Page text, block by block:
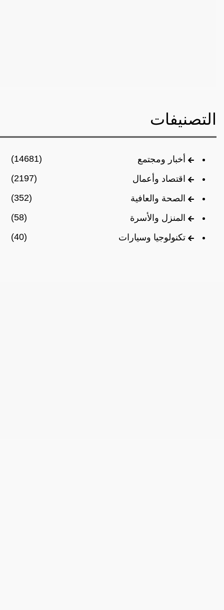
التصنيفات
أخبار ومجتمع
(14681)
اقتصاد وأعمال
(2197)
الصحة والعافية
(352)
المنزل والأسرة
(58)
تكنولوجيا وسيارات
(40)